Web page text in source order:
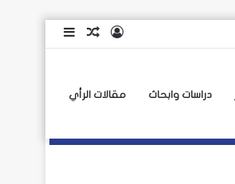
إضافةمقالتسجيل
دراسات وابحاث مقالات الرأي